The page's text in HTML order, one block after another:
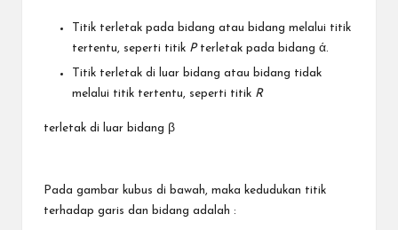
Titik terletak pada bidang atau bidang melalui titik
tertentu, seperti titik P terletak pada bidang ά.
Titik terletak di luar bidang atau bidang tidak
melalui titik tertentu, seperti titik R
terletak di luar bidang β
Pada gambar kubus di bawah, maka kedudukan titik
terhadap garis dan bidang adalah :